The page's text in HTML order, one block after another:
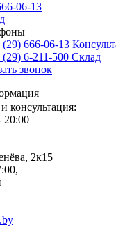
06-13
(29) 666-06-13
(29) 6-211-500 Склад
звонок
консультация:
20:00
2к15